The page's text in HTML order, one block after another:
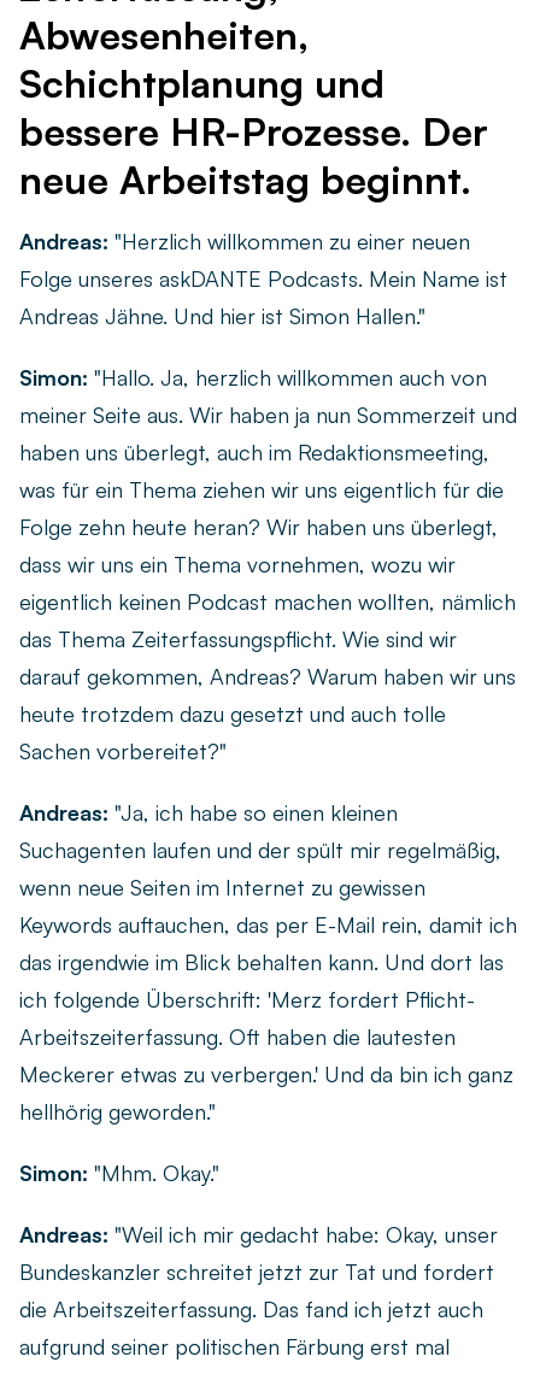
Live-Demo vereinbaren
Remote arbeiten
Ob remote, im Homeoffice oder hybrid – finden Sie die
passende Zeiterfassungslösung für Ihr Team.
Zeitwirtschaft
Was unterscheidet die Zeiterfassung von der
Zeitwirtschaft – und wie profitieren Unternehmen?
Newsletter
askDANTE Guides
Abwesenheiten,
Schichtplanung und
bessere HR-Prozesse. Der
neue Arbeitstag beginnt.
Andreas: "Herzlich willkommen zu einer neuen
Folge unseres askDANTE Podcasts. Mein Name ist
Andreas Jähne. Und hier ist Simon Hallen."
Simon: "Hallo. Ja, herzlich willkommen auch von
meiner Seite aus. Wir haben ja nun Sommerzeit und
haben uns überlegt, auch im Redaktionsmeeting,
was für ein Thema ziehen wir uns eigentlich für die
Folge zehn heute heran? Wir haben uns überlegt,
dass wir uns ein Thema vornehmen, wozu wir
eigentlich keinen Podcast machen wollten, nämlich
das Thema Zeiterfassungspflicht. Wie sind wir
darauf gekommen, Andreas? Warum haben wir uns
heute trotzdem dazu gesetzt und auch tolle
Sachen vorbereitet?"
Andreas: "Ja, ich habe so einen kleinen
Suchagenten laufen und der spült mir regelmäßig,
wenn neue Seiten im Internet zu gewissen
Keywords auftauchen, das per E-Mail rein, damit ich
das irgendwie im Blick behalten kann. Und dort las
ich folgende Überschrift: 'Merz fordert Pflicht-
Arbeitszeiterfassung. Oft haben die lautesten
Meckerer etwas zu verbergen.' Und da bin ich ganz
hellhörig geworden."
Simon: "Mhm. Okay."
Andreas: "Weil ich mir gedacht habe: Okay, unser
Bundeskanzler schreitet jetzt zur Tat und fordert
die Arbeitszeiterfassung. Das fand ich jetzt auch
aufgrund seiner politischen Färbung erst mal